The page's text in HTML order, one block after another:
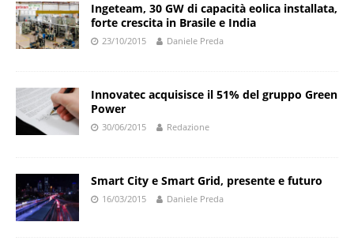
Ingeteam, 30 GW di capacità eolica installata,
forte crescita in Brasile e India
23/10/2015 Daniele Preda
Innovatec acquisisce il 51% del gruppo Green
Power
30/06/2015 Redazione
Smart City e Smart Grid, presente e futuro
16/03/2015 Daniele Preda